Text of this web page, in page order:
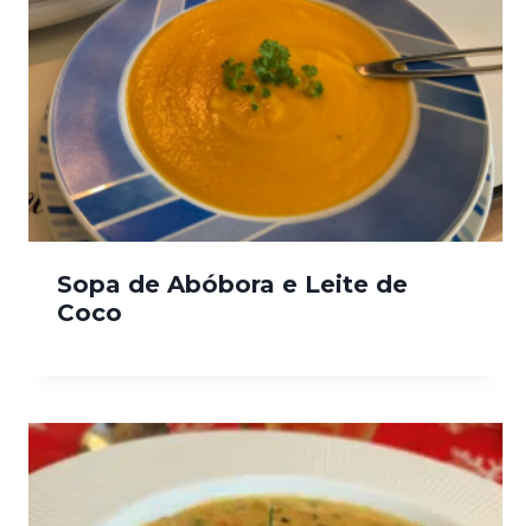
Sopa de Abóbora e Leite de
Coco